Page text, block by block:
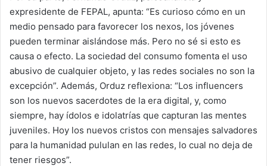
expresidente de FEPAL, apunta: “Es curioso cómo en un
medio pensado para favorecer los nexos, los jóvenes
pueden terminar aislándose más. Pero no sé si esto es
causa o efecto. La sociedad del consumo fomenta el uso
abusivo de cualquier objeto, y las redes sociales no son la
excepción”. Además, Orduz reflexiona: “Los influencers
son los nuevos sacerdotes de la era digital, y, como
siempre, hay ídolos e idolatrías que capturan las mentes
juveniles. Hoy los nuevos cristos con mensajes salvadores
para la humanidad pululan en las redes, lo cual no deja de
tener riesgos”.